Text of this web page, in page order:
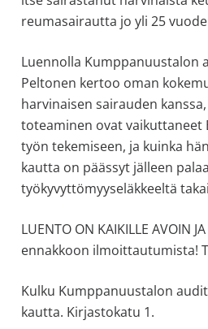
reumasairautta jo yli 25
Luennolla Kumppanuustalon
Peltonen kertoo oman
harvinaisen sairauden
toteaminen ovat vaikuttaneet
työn tekemiseen, ja kuinka
kautta on päässyt jälleen
työkyvyttömyyseläkkeeltä
LUENTO ON KAIKILLE AVOIN
ennakkoon ilmoittautumista!
Kulku Kumppanuustalon
kautta. Kirjastokatu 1.